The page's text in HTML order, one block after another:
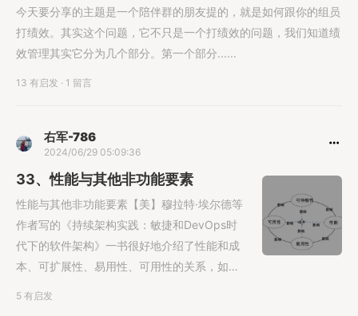
今天要分享的主题是一个陪伴群的朋友提的，就是如何跟你的组员
打绩效。其实这个问题，它不只是一个打绩效的问题，我们知道绩
效管理其实它分为几个部分。第一个部分......
13 有启发 · 1 留言
右军-786
2024/06/29 05:09:36
33、性能与其他非功能要素
性能与其他非功能要素【美】穆拉特·埃尔德等
作者写的《持续架构实践：敏捷和DevOps时
代下的软件架构》一书很好地介绍了性能和成
本、可扩展性、易用性、可用性的关系，如图
5 有启发